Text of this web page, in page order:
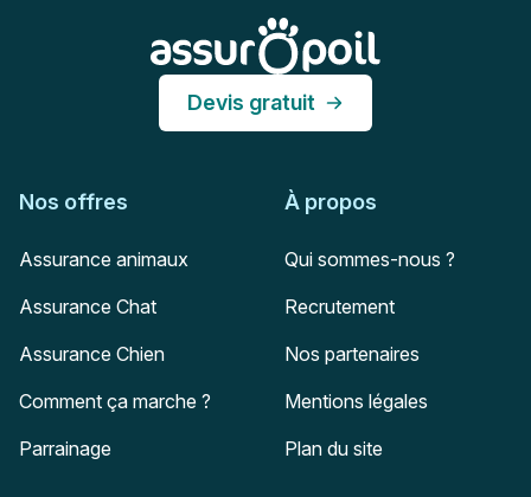
Devis gratuit
Nos offres
Assurance animaux
Assurance Chat
Assurance Chien
Comment ça marche ?
Parrainage
À propos
Qui sommes-nous ?
Recrutement
Nos partenaires
Mentions légales
Plan du site